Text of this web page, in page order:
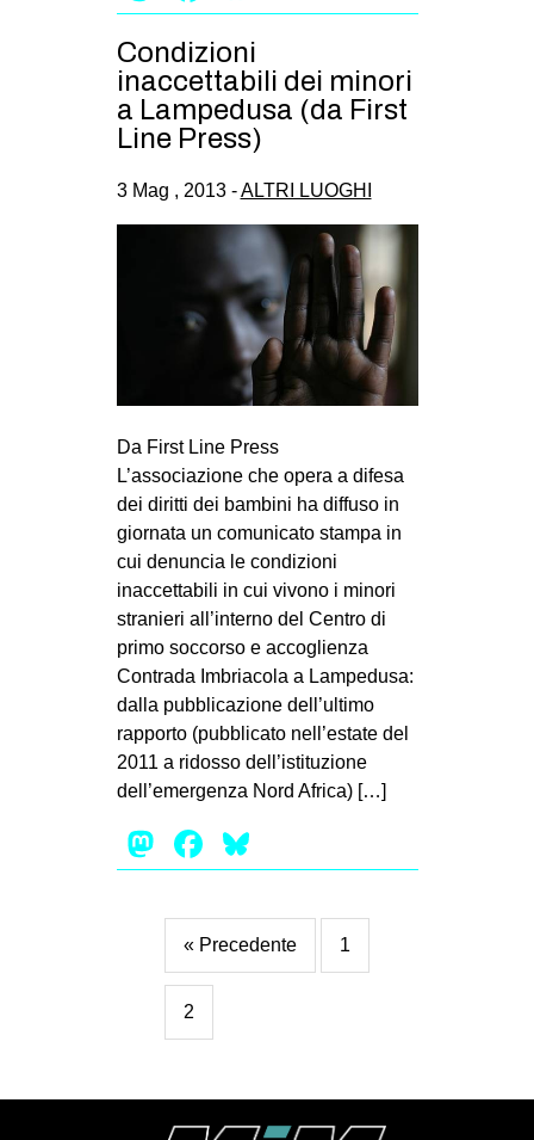
MEDIO ORIENTE
MONDO
EVENTI
tw
bsky
ms
Condizioni
inaccettabili dei minori
a Lampedusa (da First
Line Press)
3 Mag , 2013 -ALTRI LUOGHI
Da First Line Press
L’associazione che opera a difesa
dei diritti dei bambini ha diffuso in
giornata un comunicato stampa in
cui denuncia le condizioni
inaccettabili in cui vivono i minori
stranieri all’interno del Centro di
primo soccorso e accoglienza
Contrada Imbriacola a Lampedusa:
dalla pubblicazione dell’ultimo
rapporto (pubblicato nell’estate del
2011 a ridosso dell’istituzione
dell’emergenza Nord Africa) […]
Mastodon
Facebook
« Precedente 1
2